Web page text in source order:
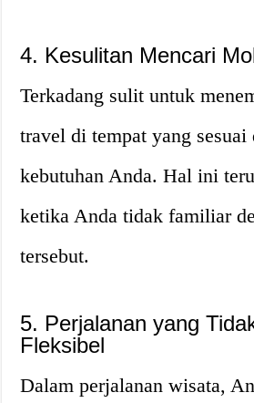
4. Kesulitan Mencari
Terkadang sulit untuk
travel di tempat yang sesuai
kebutuhan Anda. Hal ini
ketika Anda tidak familiar
tersebut.
5. Perjalanan yang
Fleksibel
Dalam perjalanan wisata,